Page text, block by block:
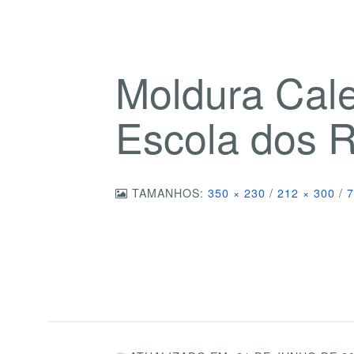
Moldura
Escola dos
TAMANHOS:350 × 230 / 212 × 300 /